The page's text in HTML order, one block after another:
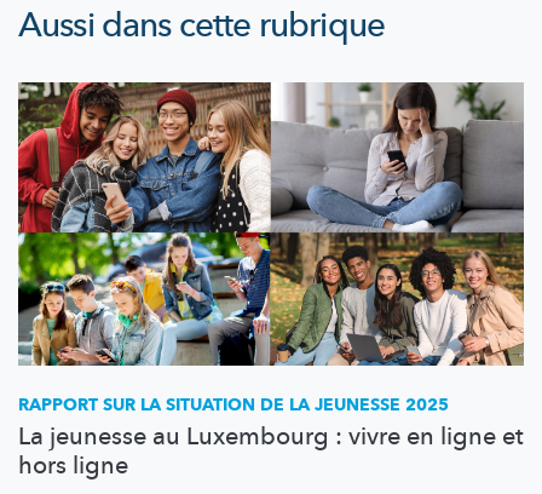
Aussi dans cette rubrique
RAPPORT SUR LA SITUATION DE LA JEUNESSE 2025
La jeunesse au Luxembourg : vivre en ligne et
hors ligne